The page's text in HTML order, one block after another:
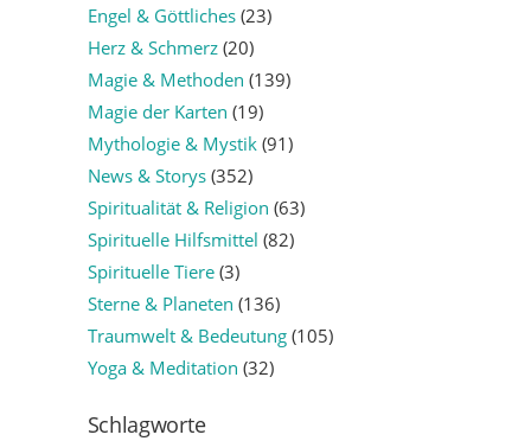
Engel & Göttliches(23)
Herz & Schmerz(20)
Magie & Methoden (139)
Magie der Karten (19)
Mythologie & Mystik(91)
News & Storys(352)
Spiritualität & Religion (63)
Spirituelle Hilfsmittel (82)
Spirituelle Tiere(3)
Sterne & Planeten (136)
Traumwelt & Bedeutung(105)
Yoga & Meditation (32)
Schlagworte